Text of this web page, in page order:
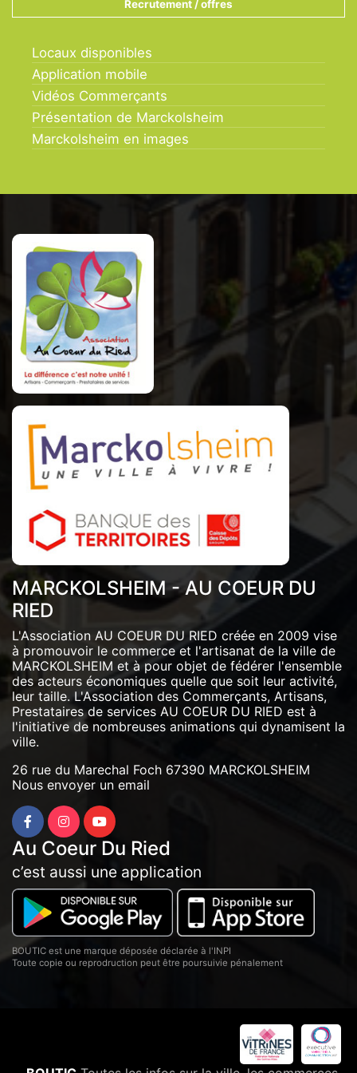
Recrutement / offres
Locaux disponibles
Application mobile
Vidéos Commerçants
Présentation de Marckolsheim
Marckolsheim en images
MARCKOLSHEIM - AU COEUR DU
RIED
L'Association AU COEUR DU RIED créée en 2009 vise
à promouvoir le commerce et l'artisanat de la ville de
MARCKOLSHEIM et à pour objet de fédérer l'ensemble
des acteurs économiques quelle que soit leur activité,
leur taille. L'Association des Commerçants, Artisans,
Prestataires de services AU COEUR DU RIED est à
l'initiative de nombreuses animations qui dynamisent la
ville.
26 rue du Marechal Foch 67390 MARCKOLSHEIM
Nous envoyer un email
Au Coeur Du Ried
c’est aussi une application
BOUTIC est une marque déposée déclarée à l'INPI
Toute copie ou reprodruction peut être poursuivie pénalement